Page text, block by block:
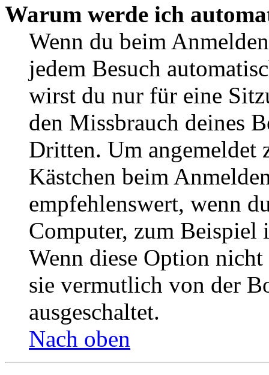
Warum werde ich
Wenn du beim
jedem Besuch
wirst du nur für eine
den Missbrauch deines
Dritten. Um angemeldet
Kästchen beim
empfehlenswert, wenn
Computer, zum Beispiel
Wenn diese Option
sie vermutlich von der
ausgeschaltet.
Nach oben